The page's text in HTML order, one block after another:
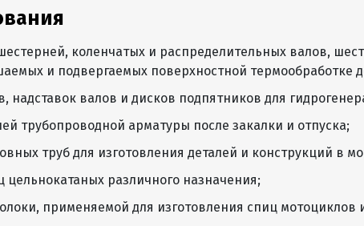
0,75
0,80
500 - 1250 Х
710 - 2500
500 - 1250 Х
7,07
1,0
600 - 1250 Х
1420 - 2500
7,85
1420 - 3000
коленчатых и распределительных валов,
и подвергаемых поверхностной термообработке
надставок валов и дисков подпятников для
трубопроводной арматуры после закалки и отпуска;
труб для изготовления деталей и конструкций в
цельнокатаных различного назначения;
применяемой для изготовления спиц мотоциклов